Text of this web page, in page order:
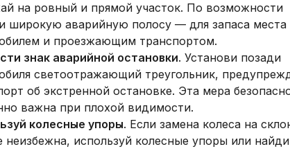
на ровный и прямой участок. По возможности
широкую аварийную полосу — для запаса
и проезжающим транспортом.
знак аварийной остановки. Установи позади
светоотражающий треугольник,
об экстренной остановке. Эта мера
важна при плохой видимости.
колесные упоры. Если замена колеса на
неизбежна, используй колесные упоры или найди